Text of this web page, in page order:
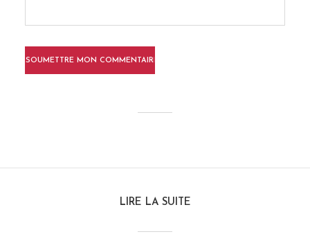
LIRE LA SUITE